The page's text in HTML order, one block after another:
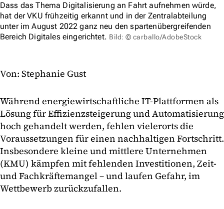
Dass das Thema Digitalisierung an Fahrt aufnehmen würde,
hat der VKU frühzeitig erkannt und in der Zentralabteilung
unter im August 2022 ganz neu den spartenübergreifenden
Bereich Digitales eingerichtet. Bild: © carballo/AdobeStock
Von: Stephanie Gust
Während energiewirtschaftliche IT-Plattformen als
Lösung für Effizienzsteigerung und Automatisierung
hoch gehandelt werden, fehlen vielerorts die
Voraussetzungen für einen nachhaltigen Fortschritt.
Insbesondere kleine und mittlere Unternehmen
(KMU) kämpfen mit fehlenden Investitionen, Zeit-
und Fachkräftemangel – und laufen Gefahr, im
Wettbewerb zurückzufallen.